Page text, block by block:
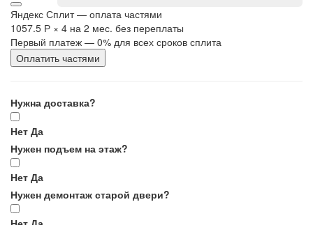
Яндекс Сплит — оплата частями
1057.5 Р × 4 на 2 мес. без переплаты
Первый платеж — 0% для всех сроков сплита
Оплатить частями
Нужна доставка?
Нет Да
Нужен подъем на этаж?
Нет Да
Нужен демонтаж старой двери?